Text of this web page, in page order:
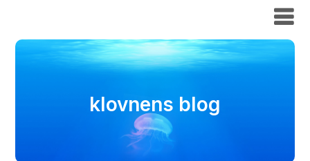
klovnens blog